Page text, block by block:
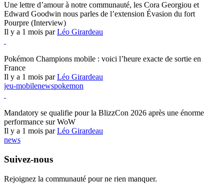
Une lettre d’amour à notre communauté, les Cora Georgiou et
Edward Goodwin nous parles de l’extension Évasion du fort
Pourpre (Interview)
Il y a 1 mois parLéo Girardeau
Pokémon Champions mobile : voici l’heure exacte de sortie en
France
Il y a 1 mois parLéo Girardeau
jeu-mobilenewspokemon
Mandatory se qualifie pour la BlizzCon 2026 après une énorme
performance sur WoW
Il y a 1 mois parLéo Girardeau
news
Suivez-nous
Rejoignez la communauté pour ne rien manquer.